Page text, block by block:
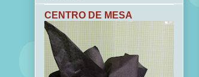
CENTRO DE MESA